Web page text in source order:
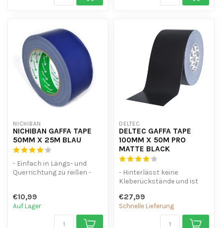
NICHIBAN
NICHIBAN GAFFA TAPE
50MM X 25M BLAU
- Einfach in Längs- und
Querrichtung zu reißen -
€10,99
Auf Lager
DELTEC
DELTEC GAFFA TAPE
100MM X 50M PRO
MATTE BLACK
- Hinterlässt keine
Kleberückstände und ist
- Lässt sich leicht von...
€27,99
Schnelle Lieferung